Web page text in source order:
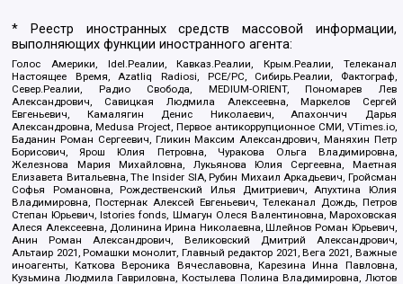
* Реестр иностранных средств массовой информации,
выполняющих функции иностранного агента:
Голос Америки, Idel.Реалии, Кавказ.Реалии, Крым.Реалии, Телеканал
Настоящее Время, Azatliq Radiosi, PCE/PC, Сибирь.Реалии, Фактограф,
Север.Реалии, Радио Свобода, MEDIUM-ORIENT, Пономарев Лев
Александрович, Савицкая Людмила Алексеевна, Маркелов Сергей
Евгеньевич, Камалягин Денис Николаевич, Апахончич Дарья
Александровна, Medusa Project, Первое антикоррупционное СМИ, VTimes.io,
Баданин Роман Сергеевич, Гликин Максим Александрович, Маняхин Петр
Борисович, Ярош Юлия Петровна, Чуракова Ольга Владимировна,
Железнова Мария Михайловна, Лукьянова Юлия Сергеевна, Маетная
Елизавета Витальевна, The Insider SIA, Рубин Михаил Аркадьевич, Гройсман
Софья Романовна, Рождественский Илья Дмитриевич, Апухтина Юлия
Владимировна, Постернак Алексей Евгеньевич, Телеканал Дождь, Петров
Степан Юрьевич, Istories fonds, Шмагун Олеся Валентиновна, Мароховская
Алеся Алексеевна, Долинина Ирина Николаевна, Шлейнов Роман Юрьевич,
Анин Роман Александрович, Великовский Дмитрий Александрович,
Альтаир 2021, Ромашки монолит, Главный редактор 2021, Вега 2021, Важные
иноагенты, Каткова Вероника Вячеславовна, Карезина Инна Павловна,
Кузьмина Людмила Гавриловна, Костылева Полина Владимировна, Лютов